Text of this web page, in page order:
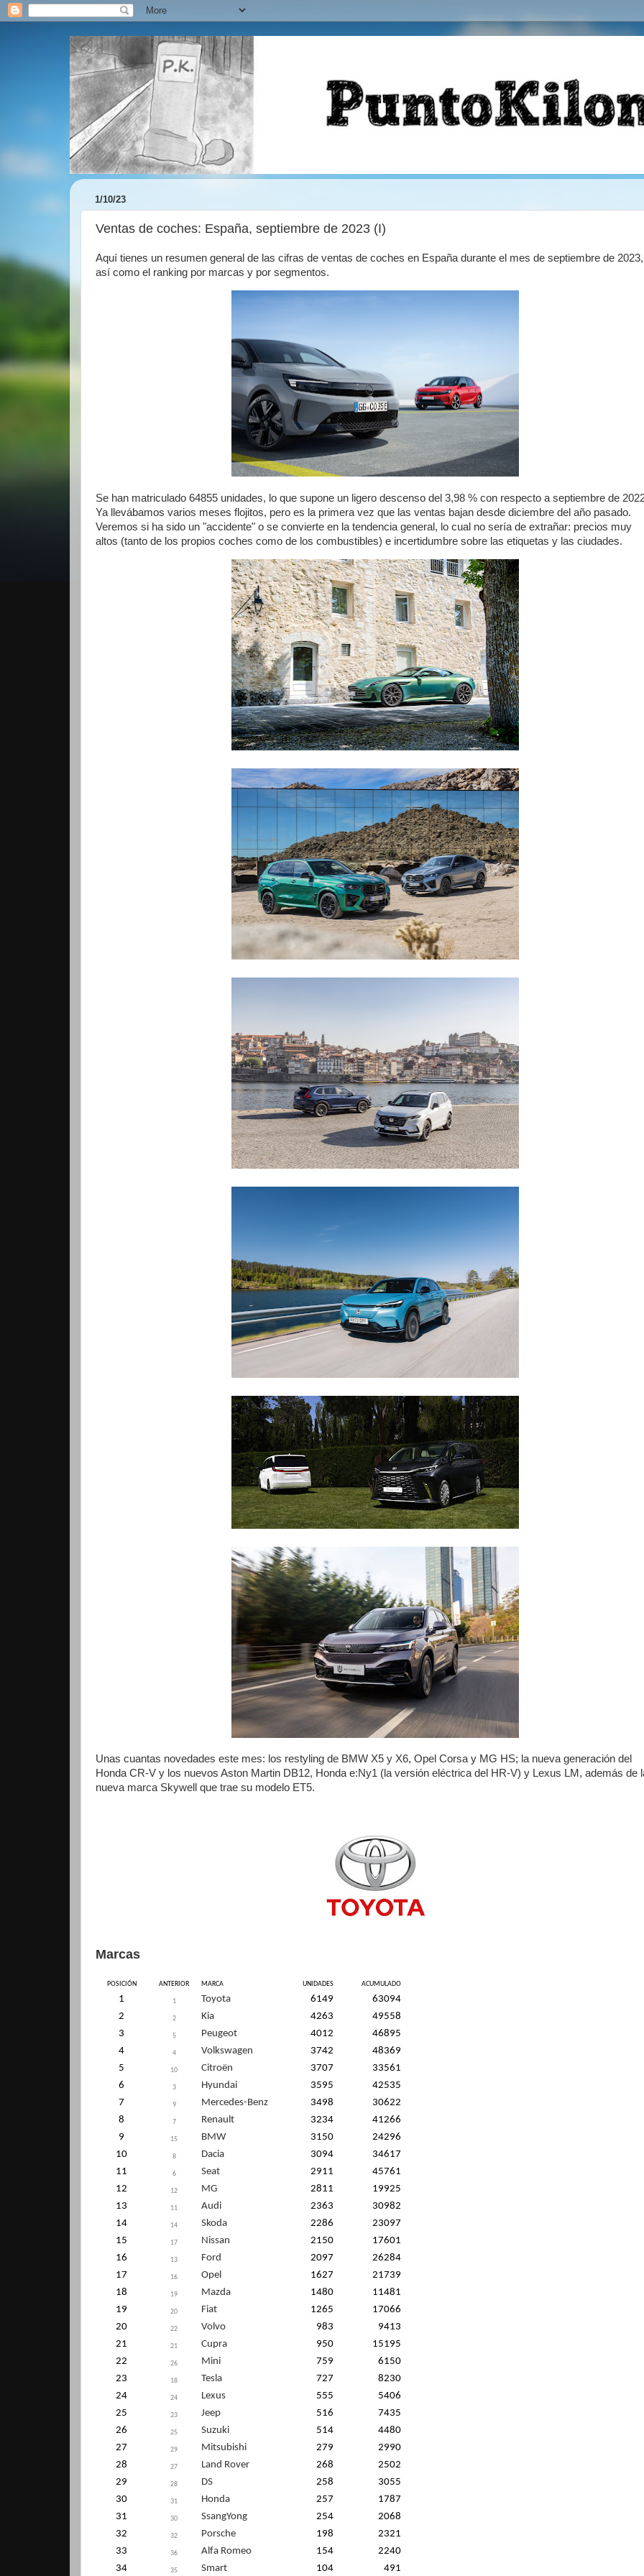
1/10/23
Ventas de coches: España, septiembre de 2023 (I)
Aquí tienes un resumen general de las cifras de ventas de coches en España durante el mes de septiembre de 2023,
así como el ranking por marcas y por segmentos.
Se han matriculado 64855 unidades, lo que supone un ligero descenso del 3,98 % con respecto a septiembre de
Ya llevábamos varios meses flojitos, pero es la primera vez que las ventas bajan desde diciembre del año pasado.
Veremos si ha sido un "accidente" o se convierte en la tendencia general, lo cual no sería de extrañar: precios muy
altos (tanto de los propios coches como de los combustibles) e incertidumbre sobre las etiquetas y las ciudades.
Unas cuantas novedades este mes: los restyling de BMW X5 y X6, Opel Corsa y MG HS; la nueva generación del
Honda CR-V y los nuevos Aston Martin DB12, Honda e:Ny1 (la versión eléctrica del HR-V) y Lexus LM, además de
nueva marca Skywell que trae su modelo ET5.
Marcas
POSICIÓN ANTERIOR MARCA UNIDADES ACUMULADO
1 1 Toyota 6149
63094
2
2 Kia 4263
49558
3
5 Peugeot 4012
46895
4
4 Volkswagen 3742
48369
5
10 Citroën 3707
33561
6
3 Hyundai 3595
42535
7
9 Mercedes-Benz 3498
30622
8
7 Renault 3234
41266
9
15 BMW 3150
24296
10
8 Dacia 3094
34617
11
6 Seat 2911
45761
12
12 MG 2811
19925
13
11 Audi 2363
30982
14
14 Skoda 2286
23097
15
17 Nissan 2150
17601
16
13 Ford 2097
26284
17
16 Opel 1627
21739
18
19 Mazda 1480
11481
19
20 Fiat 1265
17066
20
22 Volvo 983
9413
21
21 Cupra 950
15195
22
26 Mini 759
6150
23
18 Tesla 727
8230
24
24 Lexus 555
5406
25
23 Jeep 516
7435
26
25 Suzuki 514
4480
27
29 Mitsubishi 279
2990
28
27 Land Rover 268
2502
29
28 DS 258
3055
30
31 Honda 257
1787
31
30 SsangYong 254
2068
32
32 Porsche 198
2321
33
36 Alfa Romeo 154
2240
34
35 Smart 104 491